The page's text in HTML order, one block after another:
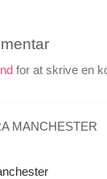
for at skrive en
MANCHESTER